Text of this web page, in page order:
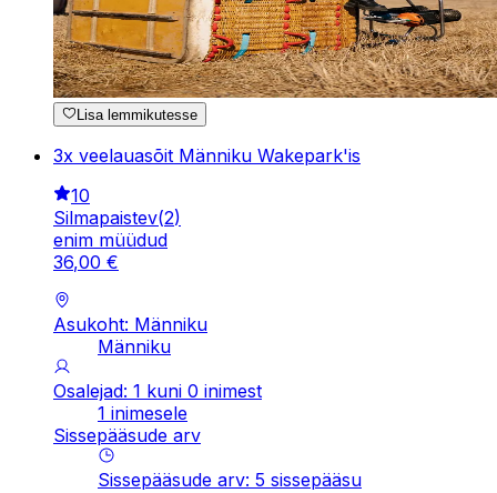
Lisa lemmikutesse
3x veelauasõit Männiku Wakepark'is
10
Silmapaistev(2)
enim müüdud
36,00 €
Asukoht: Männiku
Männiku
Osalejad: 1 kuni 0 inimest
1 inimesele
Sissepääsude arv
Sissepääsude arv: 5 sissepääsu